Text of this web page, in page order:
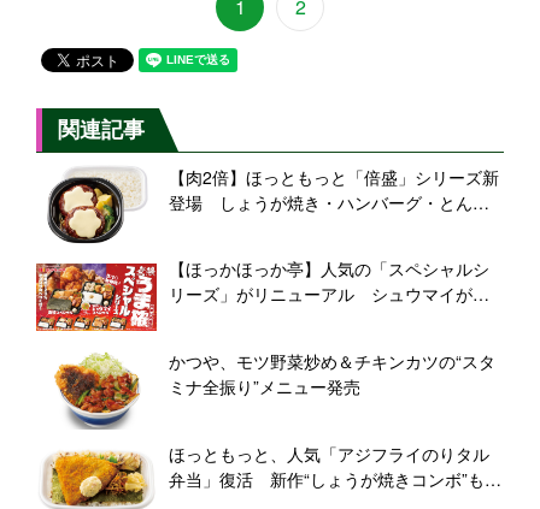
1 2
関連記事
【肉2倍】ほっともっと「倍盛」シリーズ新
登場 しょうが焼き・ハンバーグ・とんか
【ほっかほっか亭】人気の「スペシャルシ
リーズ」がリニューアル シュウマイが主
かつや、モツ野菜炒め＆チキンカツの“スタ
ミナ全振り”メニュー発売
ほっともっと、人気「アジフライのりタル
弁当」復活 新作“しょうが焼きコンボ”も登